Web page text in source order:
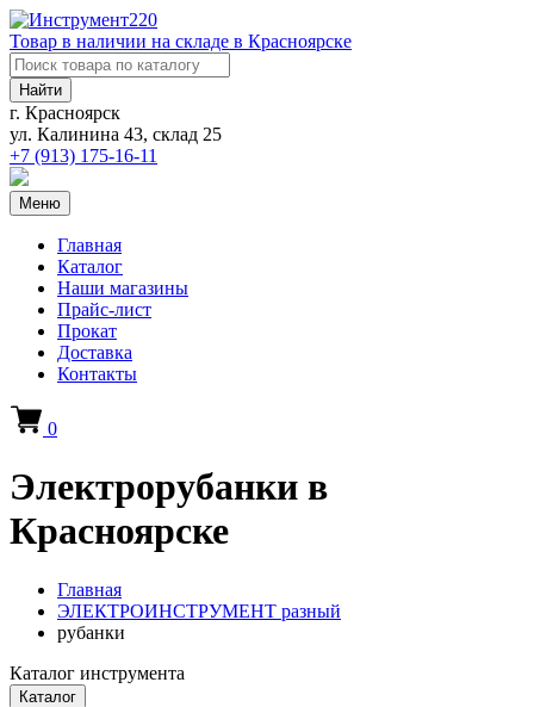
Товар в наличии на складе в Красноярске
Найти
г. Красноярск
ул. Калинина 43, склад 25
+7 (913) 175-16-11
Меню
Главная
Каталог
Наши магазины
Прайс-лист
Прокат
Доставка
Контакты
0
Электрорубанки в
Красноярске
Главная
ЭЛЕКТРОИНСТРУМЕНТ разный
рубанки
Каталог инструмента
Каталог